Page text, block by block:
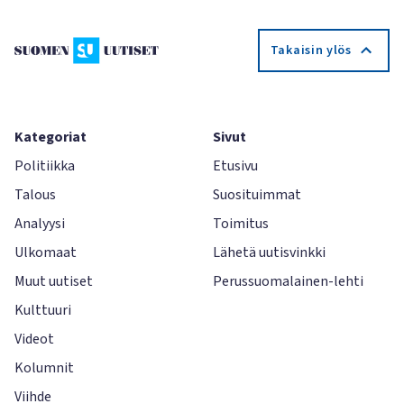
Takaisin ylös
Kategoriat
Politiikka
Talous
Analyysi
Ulkomaat
Muut uutiset
Kulttuuri
Videot
Kolumnit
Viihde
Sivut
Etusivu
Suosituimmat
Toimitus
Lähetä uutisvinkki
Perussuomalainen-lehti